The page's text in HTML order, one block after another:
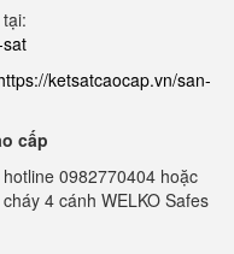
ketsatcaocap.vn/san-
cấp
0982770404 hoặc
4 cánh WELKO Safes